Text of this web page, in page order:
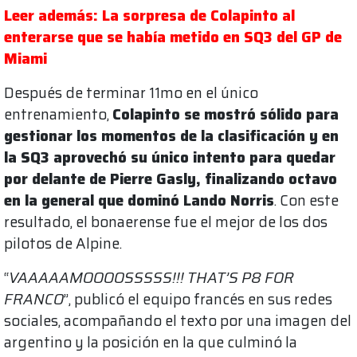
Leer además: La sorpresa de Colapinto al
enterarse que se había metido en SQ3 del GP de
Miami
Después de terminar 11mo en el único
entrenamiento,Colapinto se mostró sólido para
gestionar los momentos de la clasificación y en
la SQ3 aprovechó su único intento para quedar
por delante de Pierre Gasly, finalizando octavo
en la general que dominó Lando Norris. Con este
resultado, el bonaerense fue el mejor de los dos
pilotos de Alpine.
“VAAAAAMOOOOSSSSS!!! THAT’S P8 FOR
FRANCO”, publicó el equipo francés en sus redes
sociales, acompañando el texto por una imagen del
argentino y la posición en la que culminó la